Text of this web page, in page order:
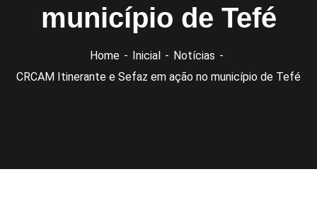
município de Tefé
Home Inicial
Notícias
CRCAM Itinerante e Sefaz em ação no município de Tefé